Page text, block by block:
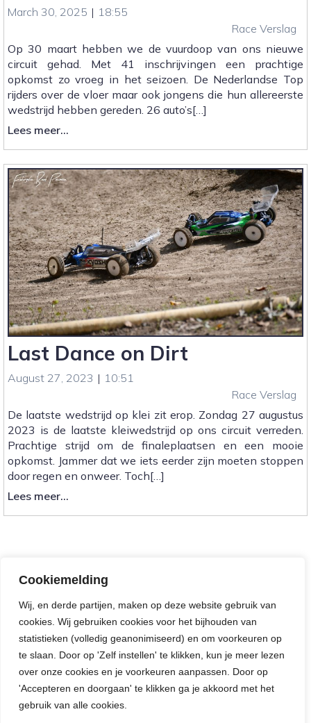
Cookiemelding
Wij, en derde partijen, maken op deze website gebruik van
cookies. Wij gebruiken cookies voor het bijhouden van
statistieken (volledig geanonimiseerd) en om voorkeuren op
te slaan. Door op 'Zelf instellen' te klikken, kun je meer lezen
over onze cookies en je voorkeuren aanpassen. Door op
'Accepteren en doorgaan' te klikken ga je akkoord met het
gebruik van alle cookies.
March 30, 2025 | 18:55
Race Verslag
Op 30 maart hebben we de vuurdoop van ons nieuwe
circuit gehad. Met 41 inschrijvingen een prachtige
opkomst zo vroeg in het seizoen. De Nederlandse Top
rijders over de vloer maar ook jongens die hun allereerste
wedstrijd hebben gereden. 26 auto’s[…]
Lees meer...
1
is
een
feit
Last Dance on Dirt
August 27, 2023 | 10:51
Race Verslag
De laatste wedstrijd op klei zit erop. Zondag 27 augustus
2023 is de laatste kleiwedstrijd op ons circuit verreden.
Prachtige strijd om de finaleplaatsen en een mooie
opkomst. Jammer dat we iets eerder zijn moeten stoppen
door regen en onweer. Toch[…]
Lees meer...
Last
1 2
© 2026 MAC Vlijmen. Created for free using WordPress